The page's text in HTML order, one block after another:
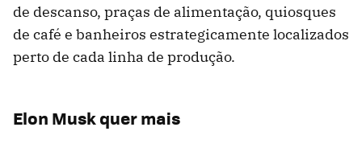
de descanso, praças de alimentação, quiosques
de café e banheiros estrategicamente localizados
perto de cada linha de produção.
Elon Musk quer mais